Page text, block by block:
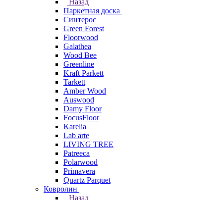
Назад
Паркетная доска
Синтерос
Green Forest
Floorwood
Galathea
Wood Bee
Greenline
Kraft Parkett
Tarkett
Amber Wood
Auswood
Damy Floor
FocusFloor
Karelia
Lab arte
LIVING TREE
Patreeca
Polarwood
Primavera
Quartz Parquet
Ковролин
Назад